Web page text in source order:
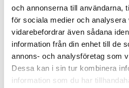
och annonserna till användarna,
för sociala medier och analysera
vidarebefordrar även sådana
information från din enhet till de
annons- och analysföretag som
Dessa kan i sin tur kombinera
information som du har
resultatrekord för
2025-02-12
Ladda fler
HETAST JUST NU